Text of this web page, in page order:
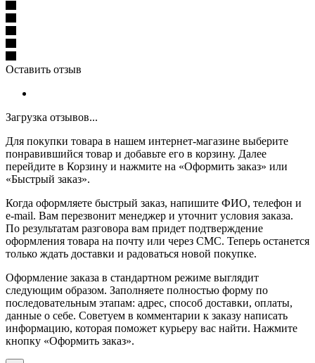
Оставить отзыв
Загрузка отзывов...
Для покупки товара в нашем интернет-магазине выберите
понравившийся товар и добавьте его в корзину. Далее
перейдите в Корзину и нажмите на «Оформить заказ» или
«Быстрый заказ».
Когда оформляете быстрый заказ, напишите ФИО, телефон и
e-mail. Вам перезвонит менеджер и уточнит условия заказа.
По результатам разговора вам придет подтверждение
оформления товара на почту или через СМС. Теперь останется
только ждать доставки и радоваться новой покупке.
Оформление заказа в стандартном режиме выглядит
следующим образом. Заполняете полностью форму по
последовательным этапам: адрес, способ доставки, оплаты,
данные о себе. Советуем в комментарии к заказу написать
информацию, которая поможет курьеру вас найти. Нажмите
кнопку «Оформить заказ».